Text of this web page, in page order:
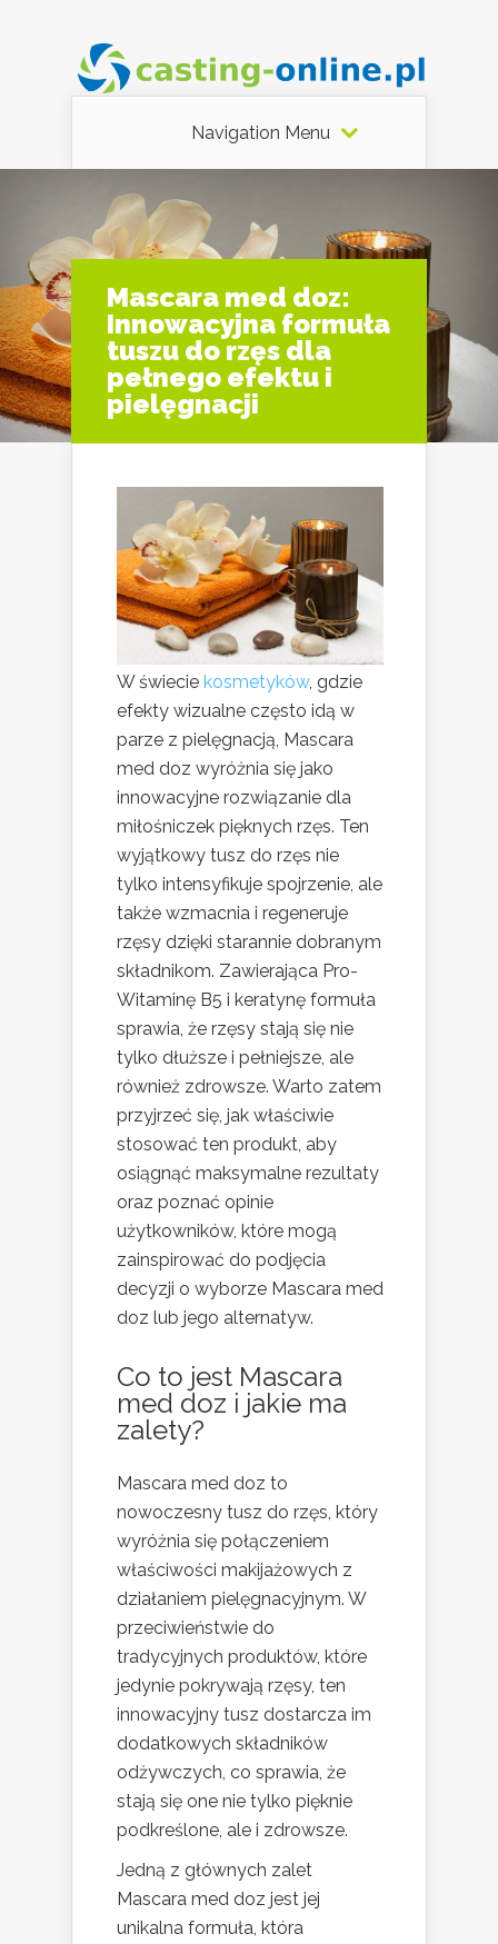
Navigation Menu
Mascara med doz:
Innowacyjna formuła
tuszu do rzęs dla
pełnego efektu i
pielęgnacji
W świecie kosmetyków, gdzie
efekty wizualne często idą w
parze z pielęgnacją, Mascara
med doz wyróżnia się jako
innowacyjne rozwiązanie dla
miłośniczek pięknych rzęs. Ten
wyjątkowy tusz do rzęs nie
tylko intensyfikuje spojrzenie, ale
także wzmacnia i regeneruje
rzęsy dzięki starannie dobranym
składnikom. Zawierająca Pro-
Witaminę B5 i keratynę formuła
sprawia, że rzęsy stają się nie
tylko dłuższe i pełniejsze, ale
również zdrowsze. Warto zatem
przyjrzeć się, jak właściwie
stosować ten produkt, aby
osiągnąć maksymalne rezultaty
oraz poznać opinie
użytkowników, które mogą
zainspirować do podjęcia
decyzji o wyborze Mascara med
doz lub jego alternatyw.
Co to jest Mascara
med doz i jakie ma
zalety?
Mascara med doz to
nowoczesny tusz do rzęs, który
wyróżnia się połączeniem
właściwości makijażowych z
działaniem pielęgnacyjnym. W
przeciwieństwie do
tradycyjnych produktów, które
jedynie pokrywają rzęsy, ten
innowacyjny tusz dostarcza im
dodatkowych składników
odżywczych, co sprawia, że
stają się one nie tylko pięknie
podkreślone, ale i zdrowsze.
Jedną z głównych zalet
Mascara med doz jest jej
unikalna formuła, która